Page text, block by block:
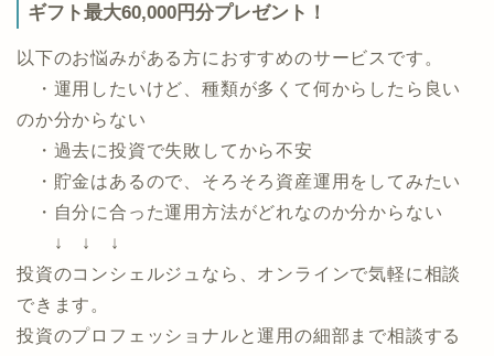
ギフト最大60,000円分プレゼント！
以下のお悩みがある方におすすめのサービスです。
・運用したいけど、種類が多くて何からしたら良い
のか分からない
・過去に投資で失敗してから不安
・貯金はあるので、そろそろ資産運用をしてみたい
・自分に合った運用方法がどれなのか分からない
↓ ↓ ↓
投資のコンシェルジュなら、オンラインで気軽に相談
できます。
投資のプロフェッショナルと運用の細部まで相談する